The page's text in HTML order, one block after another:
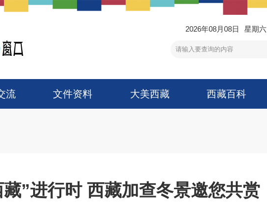
2026年08月08日 星期六
流 文件资料 大美西藏 西藏百科
藏”进行时 西藏加查冬景邀您共赏